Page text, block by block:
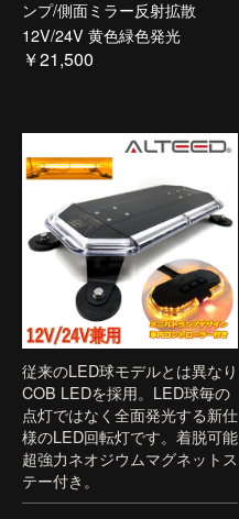
ンプ/側面ミラー反射拡散
12V/24V 黄色緑色発光
￥21,500
従来のLED球モデルとは異なり
COB LEDを採用。LED球毎の
点灯ではなく全面発光する新仕
様のLED回転灯です。着脱可能
超強力ネオジウムマグネットス
テー付き。